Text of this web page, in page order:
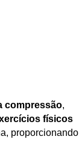
compressão,
físicos
proporcionando